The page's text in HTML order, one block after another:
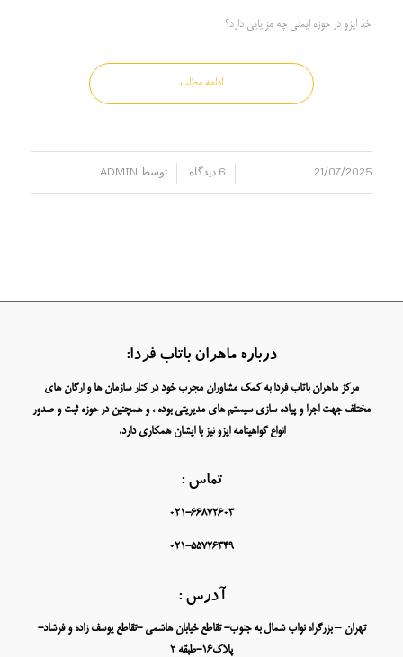
اخذ ایزو در حوزه ایمنی چه مزایایی دارد؟
ادامه مطلب
21/07/2025 6 دیدگاه توسط ADMIN
درباره ماهران باتاب فردا:
مرکز ماهران باتاب فردا به کمک مشاوران مجرب خود در کنار سازمان ها و ارگان های
مختلف جهت اجرا و پیاده سازی سیستم های مدیریتی بوده ، و همچنین در حوزه ثبت و صدور
انواع گواهینامه ایزو نیز با ایشان همکاری دارد.
تماس :
021-66872603
021-55726349
آدرس :
تهران – بزرگراه نواب شمال به جنوب- تقاطع خیابان هاشمی -تقاطع یوسف زاده و فرشاد-
پلاک16-طبقه 2